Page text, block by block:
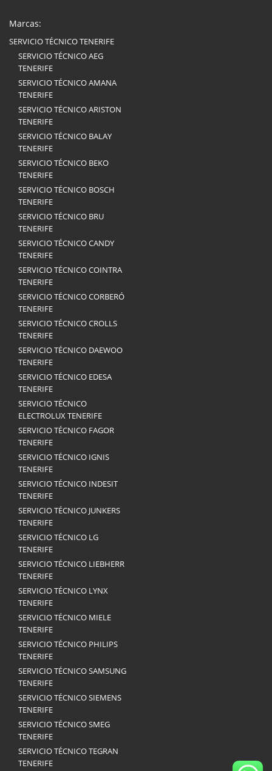
Marcas:
SERVICIO TÉCNICO TENERIFE
SERVICIO TÉCNICO AEG
TENERIFE
SERVICIO TÉCNICO AMANA
TENERIFE
SERVICIO TÉCNICO ARISTON
TENERIFE
SERVICIO TÉCNICO BALAY
TENERIFE
SERVICIO TÉCNICO BEKO
TENERIFE
SERVICIO TÉCNICO BOSCH
TENERIFE
SERVICIO TÉCNICO BRU
TENERIFE
SERVICIO TÉCNICO CANDY
TENERIFE
SERVICIO TÉCNICO COINTRA
TENERIFE
SERVICIO TÉCNICO CORBERÓ
TENERIFE
SERVICIO TÉCNICO CROLLS
TENERIFE
SERVICIO TÉCNICO DAEWOO
TENERIFE
SERVICIO TÉCNICO EDESA
TENERIFE
SERVICIO TÉCNICO
ELECTROLUX TENERIFE
SERVICIO TÉCNICO FAGOR
TENERIFE
SERVICIO TÉCNICO IGNIS
TENERIFE
SERVICIO TÉCNICO INDESIT
TENERIFE
SERVICIO TÉCNICO JUNKERS
TENERIFE
SERVICIO TÉCNICO LG
TENERIFE
SERVICIO TÉCNICO LIEBHERR
TENERIFE
SERVICIO TÉCNICO LYNX
TENERIFE
SERVICIO TÉCNICO MIELE
TENERIFE
SERVICIO TÉCNICO PHILIPS
TENERIFE
SERVICIO TÉCNICO SAMSUNG
TENERIFE
SERVICIO TÉCNICO SIEMENS
TENERIFE
SERVICIO TÉCNICO SMEG
TENERIFE
SERVICIO TÉCNICO TEGRAN
TENERIFE